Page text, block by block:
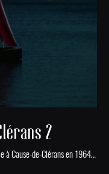
2
Camp d'été des Eclaireuses et Eclaireurs de France à Cause-de-Clérans en 1964. Les scouts visitent Sarlat, le château de Castelnaud-la-Chapelle, font du théâtre au campement et du voilier sur un lac.